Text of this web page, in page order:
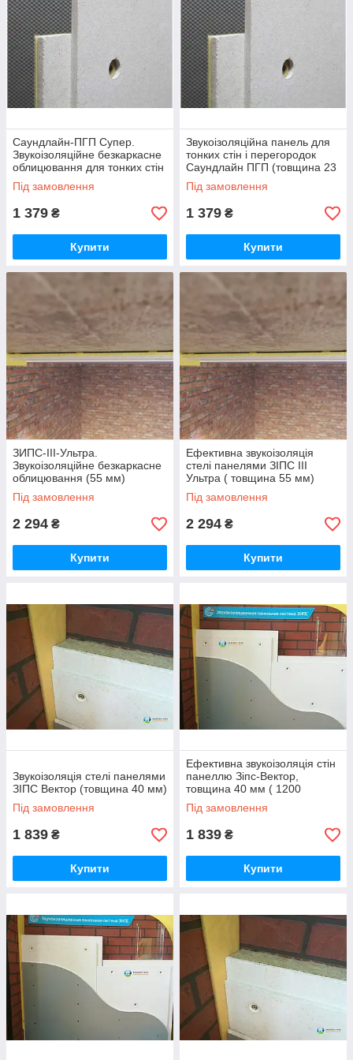
Саундлайн-ПГП Супер.
Звукоізоляційне безкаркасне
облицювання для тонких стін
і перегородок (23 мм)
Під замовлення
1 379 ₴
Купити
Звукоізоляційна панель для
тонких стін і перегородок
Саундлайн ПГП (товщина 23
мм)
Під замовлення
1 379 ₴
Купити
ЗИПС-III-Ультра.
Звукоізоляційне безкаркасне
облицювання (55 мм)
Під замовлення
2 294 ₴
Купити
Ефективна звукоізоляція
стелі панелями ЗІПС III
Ультра ( товщина 55 мм)
Під замовлення
2 294 ₴
Купити
Звукоізоляція стелі панелями
ЗІПС Вектор (товщина 40 мм)
Під замовлення
1 839 ₴
Купити
Ефективна звукоізоляція стін
панеллю Зіпс-Вектор,
товщина 40 мм ( 1200
х600х40 мм) 1 шт. 0.72м2
Під замовлення
1 839 ₴
Купити